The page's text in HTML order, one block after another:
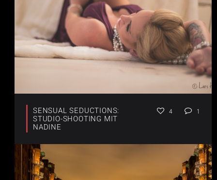
SENSUAL SEDUCTIONS:
STUDIO-SHOOTING MIT
NADINE
4 1